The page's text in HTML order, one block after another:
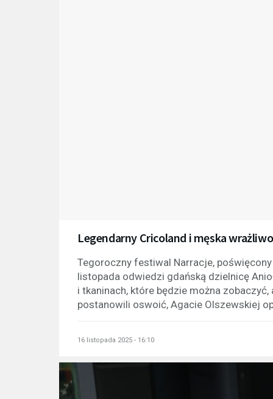
Legendarny Cricoland i męska
Tegoroczny festiwal Narracje,
listopada odwiedzi gdańską dzielnicę
i tkaninach, które będzie można
postanowili oswoić, Agacie Olszewskiej
16 listopada 2025 - 16:10